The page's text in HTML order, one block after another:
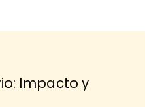
Impacto y